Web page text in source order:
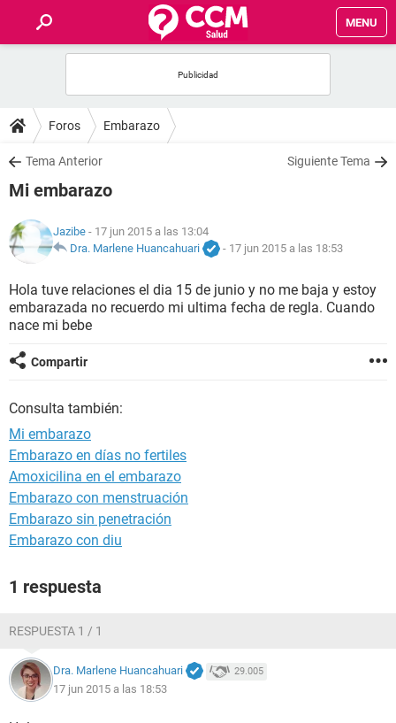
MENU
FOROS
SALUD
NUTRICIÓN
BIENESTAR
Foros Embarazo
Tema Anterior Siguiente Tema
Mi embarazo
Jazibe - 17 jun 2015 a las 13:04
Dra. Marlene Huancahuari
- 17 jun 2015 a las 18:53
Hola tuve relaciones el dia 15 de junio y no me baja y estoy
embarazada no recuerdo mi ultima fecha de regla. Cuando
nace mi bebe
Compartir
Consulta también:
Mi embarazo
Embarazo en días no fertiles
Amoxicilina en el embarazo
Embarazo con menstruación
Embarazo sin penetración
Embarazo con diu
1 respuesta
RESPUESTA 1 / 1
Dra. Marlene Huancahuari 29.005
17 jun 2015 a las 18:53